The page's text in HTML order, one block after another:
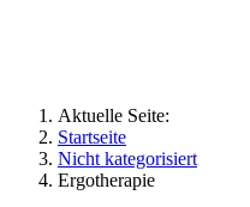
Aktuelle Seite:
Startseite
Nicht kategorisiert
Ergotherapie